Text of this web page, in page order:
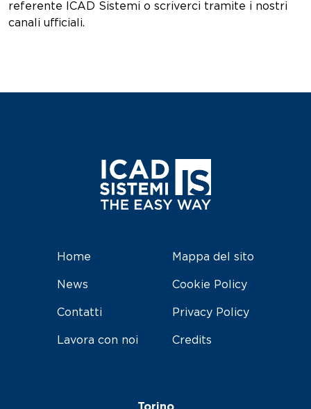
referente ICAD Sistemi o scriverci tramite i nostri
canali ufficiali.
Home
News
Contatti
Lavora con noi
Mappa del sito
Cookie Policy
Privacy Policy
Credits